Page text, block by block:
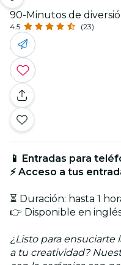
90-Minutos de
4.5 (23)
📱 Entradas para
⚡ Acceso a tus
⏳ Duración: hasta 1
👉 Disponible en
¿Listo para ensuciarte
a tu creatividad?